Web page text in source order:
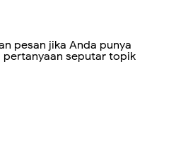
pesan jika Anda punya
pertanyaan seputar topik